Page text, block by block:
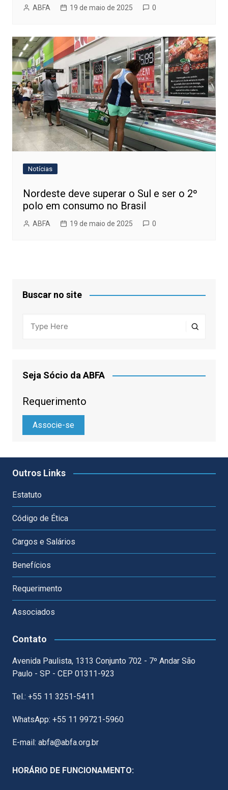
ABFA 19 de maio de 2025 0
Notícias
Nordeste deve superar o Sul e ser o 2º
polo em consumo no Brasil
ABFA 19 de maio de 2025 0
Buscar no site
Seja Sócio da ABFA
Requerimento
Associe-se
Outros Links
Estatuto
Código de Ética
Cargos e Salários
Benefícios
Requerimento
Associados
Contato
Avenida Paulista, 1313 Conjunto 702 - 7º Andar São
Paulo - SP - CEP 01311-923
Tel.: +55 11 3251-5411
WhatsApp: +55 11 99721-5960
E-mail: abfa@abfa.org.br
HORÁRIO DE FUNCIONAMENTO: